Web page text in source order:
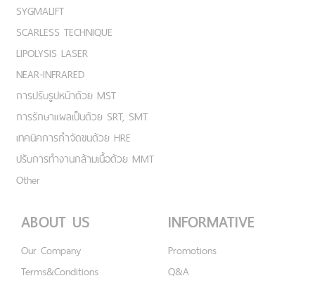
SYGMALIFT
SCARLESS TECHNIQUE
LIPOLYSIS LASER
NEAR-INFRARED
การปรับรูปหน้าด้วย MST
การรักษาแผลเป็นด้วย SRT, SMT
เทคนิคการกำจัดขนด้วย HRE
ปรับการทำงานกล้ามเนื้อด้วย MMT
Other
ABOUT US
Our Company
Terms&Conditions
INFORMATIVE
Promotions
Q&A